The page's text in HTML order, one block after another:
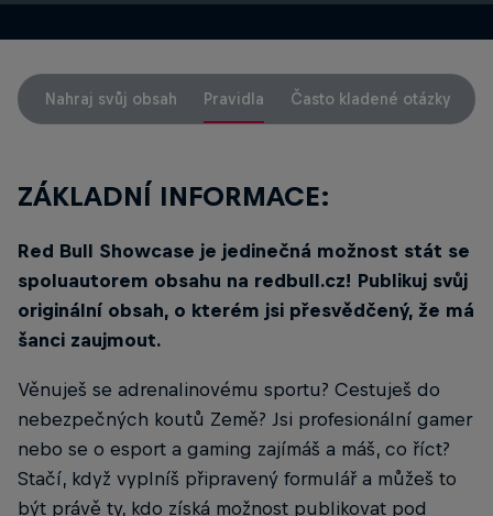
Nahraj svůj obsah Pravidla Často kladené otázky
ZÁKLADNÍ INFORMACE:
Red Bull Showcase je jedinečná možnost stát se
spoluautorem obsahu na redbull.cz! Publikuj svůj
originální obsah, o kterém jsi přesvědčený, že má
šanci zaujmout.
Věnuješ se adrenalinovému sportu? Cestuješ do
nebezpečných koutů Země? Jsi profesionální gamer
nebo se o esport a gaming zajímáš a máš, co říct?
Stačí, když vyplníš připravený formulář a můžeš to
být právě ty, kdo získá možnost publikovat pod